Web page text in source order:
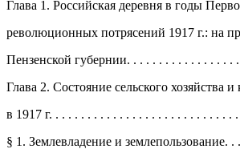
Глава 1. Российская деревня в годы
революционных потрясений 1917 г.: на
Пензенской губернии. . . . . . . . . . . . . . . . .
Глава 2. Состояние сельского хозяйства
в 1917 г. . . . . . . . . . . . . . . . . . . . . . . . . . . .
§ 1. Землевладение и землепользование.